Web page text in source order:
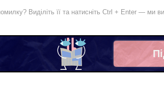
Виділіть її та натисніть Ctrl + Enter — ми